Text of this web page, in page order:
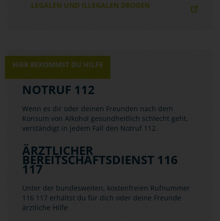
LEGALEN UND ILLEGALEN DROGEN
HIER BEKOMMST DU HILFE
NOTRUF 112
Wenn es dir oder deinen Freunden nach dem
Konsum von Alkohol gesundheitlich schlecht geht,
verständigt in jedem Fall den Notruf 112.
ÄRZTLICHER
BEREITSCHAFTSDIENST 116
117
Unter der bundesweiten, kostenfreien Rufnummer
116 117 erhältst du für dich oder deine Freunde
ärztliche Hilfe